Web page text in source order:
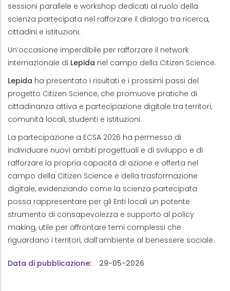
sessioni parallele e workshop dedicati al ruolo della
scienza partecipata nel rafforzare il dialogo tra ricerca,
cittadini e istituzioni.
Un’occasione imperdibile per rafforzare il network
internazionale di Lepida nel campo della Citizen Science.
Lepida ha presentato i risultati e i prossimi passi del
progetto Citizen Science, che promuove pratiche di
cittadinanza attiva e partecipazione digitale tra territori,
comunità locali, studenti e istituzioni.
La partecipazione a ECSA 2026 ha permesso di
individuare nuovi ambiti progettuali e di sviluppo e di
rafforzare la propria capacità di azione e offerta nel
campo della Citizen Science e della trasformazione
digitale, evidenziando come la scienza partecipata
possa rappresentare per gli Enti locali un potente
strumento di consapevolezza e supporto al policy
making, utile per affrontare temi complessi che
riguardano i territori, dall’ambiente al benessere sociale.
Data di pubblicazione 29-05-2026